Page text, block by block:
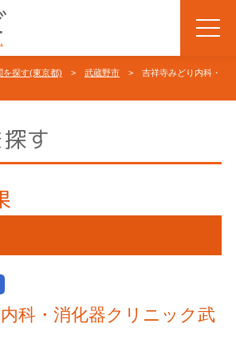
を探す(東京都) > 武蔵野市 > 吉祥寺みどり内科・
す
科・消化器クリニック武